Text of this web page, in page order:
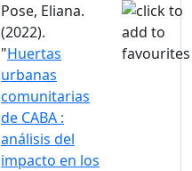
Pose, Eliana.
(2022).
"Huertas
urbanas
comunitarias
de CABA :
análisis del
impacto en los